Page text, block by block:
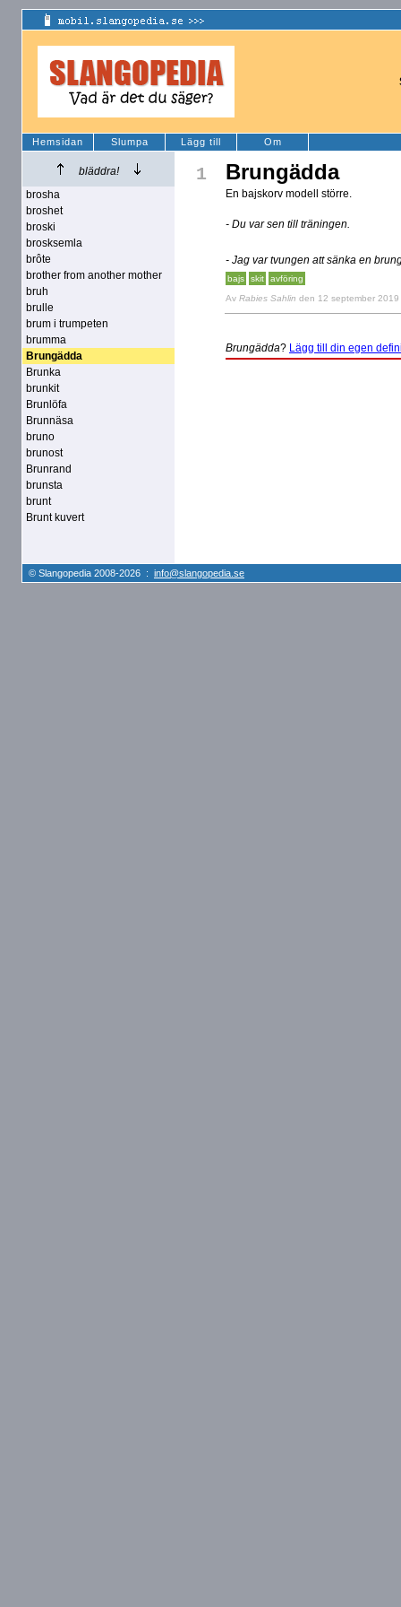
Hemsidan Slumpa Lägg till Om
bläddra!
brosha
broshet
broski
brosksemla
brôte
brother from another mother
bruh
brulle
brum i trumpeten
brumma
Brungädda
Brunka
brunkit
Brunlöfa
Brunnäsa
bruno
brunost
Brunrand
brunsta
brunt
Brunt kuvert
1 Brungädda
En bajskorv modell större.
- Du var sen till träningen.
- Jag var tvungen att sänka en
bajs skit avföring
Av Rabies Sahlin den 12 september 2019
Brungädda? Lägg till din egen
© Slangopedia 2008-2026 : info@slangopedia.se